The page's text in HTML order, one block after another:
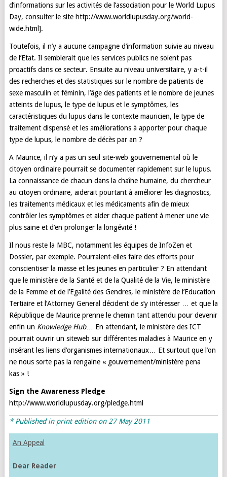
d’informations sur les activités de l’association pour le World Lupus
Day, consulter le site http://www.worldlupusday.org/world-
wide.html].
Toutefois, il n’y a aucune campagne d’information suivie au niveau
de l’Etat. Il semblerait que les services publics ne soient pas
proactifs dans ce secteur. Ensuite au niveau universitaire, y a-t-il
des recherches et des statistiques sur le nombre de patients de
sexe masculin et féminin, l’âge des patients et le nombre de jeunes
atteints de lupus, le type de lupus et le symptômes, les
caractéristiques du lupus dans le contexte mauricien, le type de
traitement dispensé et les améliorations à apporter pour chaque
type de lupus, le nombre de décès par an ?
A Maurice, il n’y a pas un seul site-web gouvernemental où le
citoyen ordinaire pourrait se documenter rapidement sur le lupus.
La connaissance de chacun dans la chaîne humaine, du chercheur
au citoyen ordinaire, aiderait pourtant à améliorer les diagnostics,
les traitements médicaux et les médicaments afin de mieux
contrôler les symptômes et aider chaque patient à mener une vie
plus saine et d’en prolonger la longévité !
Il nous reste la MBC, notamment les équipes de InfoZen et
Dossier, par exemple. Pourraient-elles faire des efforts pour
conscientiser la masse et les jeunes en particulier ? En attendant
que le ministère de la Santé et de la Qualité de la Vie, le ministère
de la Femme et de l’Egalité des Gendres, le ministère de l’Education
Tertiaire et l’Attorney General décident de s’y intéresser … et que la
République de Maurice prenne le chemin tant attendu pour devenir
enfin un Knowledge Hub… En attendant, le ministère des ICT
pourrait ouvrir un siteweb sur différentes maladies à Maurice en y
insérant les liens d’organismes internationaux… Et surtout que l’on
ne nous sorte pas la rengaine « gouvernement/ministère pena
kas » !
Sign the Awareness Pledge
http://www.worldlupusday.org/pledge.html
* Published in print edition on 27 May 2011
An Appeal
Dear Reader